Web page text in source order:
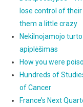
lose control of
them a little crazy
Nekilnojamojo
apiplėšimas
How you were
Hundreds of
of Cancer
France’s Next